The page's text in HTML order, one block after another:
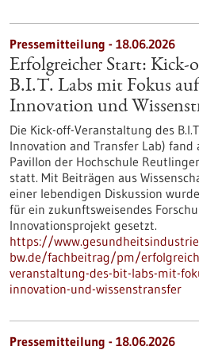
Pressemitteilung - 18.06.2026
Erfolgreicher Start: Kick-
B.I.T. Labs mit Fokus
Innovation und
Die Kick-off-Veranstaltung des
Innovation and Transfer Lab) fand
Pavillon der Hochschule
statt. Mit Beiträgen aus
einer lebendigen Diskussion
für ein zukunftsweisendes
Innovationsprojekt gesetzt.
https://
bw.de/fachbeitrag/pm/
veranstaltung-des-bit-labs-mit-
innovation-und-wissenstransfer
Pressemitteilung - 18.06.2026